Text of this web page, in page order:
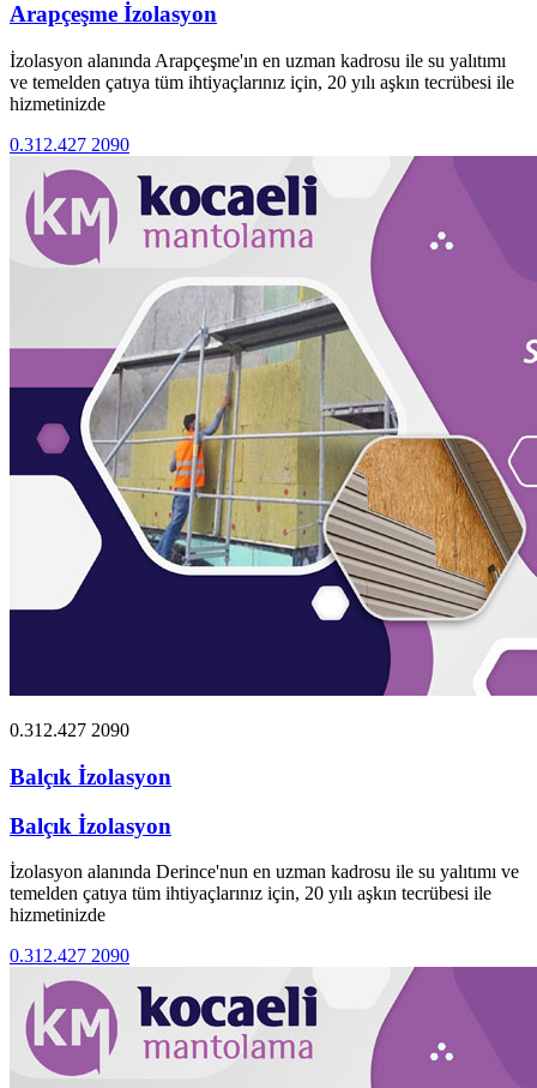
Arapçeşme İzolasyon
İzolasyon alanında Arapçeşme'ın en uzman kadrosu ile su yalıtımı
ve temelden çatıya tüm ihtiyaçlarınız için, 20 yılı aşkın tecrübesi ile
hizmetinizde
0.312.427 2090
0.312.427 2090
Balçık İzolasyon
Balçık İzolasyon
İzolasyon alanında Derince'nun en uzman kadrosu ile su yalıtımı ve
temelden çatıya tüm ihtiyaçlarınız için, 20 yılı aşkın tecrübesi ile
hizmetinizde
0.312.427 2090